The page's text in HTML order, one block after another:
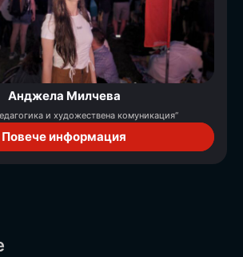
Анджела Милчева
и художествена комуникация“
Повече информация